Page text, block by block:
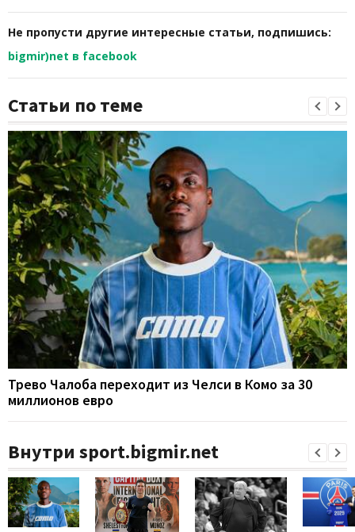
Не пропусти другие интересные статьи, подпишись:
bigmir)net в facebook
Статьи по теме
Трево Чалоба переходит из Челси в Комо за 30
миллионов евро
Внутри sport.bigmir.net